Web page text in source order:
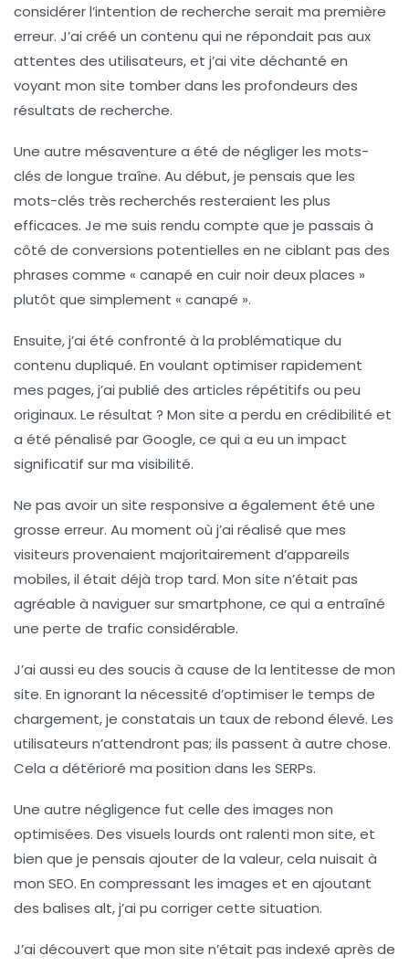
considérer l’intention de recherche serait ma première
erreur. J’ai créé un contenu qui ne répondait pas aux
attentes des utilisateurs, et j’ai vite déchanté en
voyant mon site tomber dans les profondeurs des
résultats de recherche.
Une autre mésaventure a été de négliger les mots-
clés de longue traîne. Au début, je pensais que les
mots-clés très recherchés resteraient les plus
efficaces. Je me suis rendu compte que je passais à
côté de conversions potentielles en ne ciblant pas des
phrases comme « canapé en cuir noir deux places »
plutôt que simplement « canapé ».
Ensuite, j’ai été confronté à la problématique du
contenu dupliqué. En voulant optimiser rapidement
mes pages, j’ai publié des articles répétitifs ou peu
originaux. Le résultat ? Mon site a perdu en crédibilité et
a été pénalisé par Google, ce qui a eu un impact
significatif sur ma visibilité.
Ne pas avoir un site responsive a également été une
grosse erreur. Au moment où j’ai réalisé que mes
visiteurs provenaient majoritairement d’appareils
mobiles, il était déjà trop tard. Mon site n’était pas
agréable à naviguer sur smartphone, ce qui a entraîné
une perte de trafic considérable.
J’ai aussi eu des soucis à cause de la lentitesse de mon
site. En ignorant la nécessité d’optimiser le temps de
chargement, je constatais un taux de rebond élevé. Les
utilisateurs n’attendront pas; ils passent à autre chose.
Cela a détérioré ma position dans les SERPs.
Une autre négligence fut celle des images non
optimisées. Des visuels lourds ont ralenti mon site, et
bien que je pensais ajouter de la valeur, cela nuisait à
mon SEO. En compressant les images et en ajoutant
des balises alt, j’ai pu corriger cette situation.
J’ai découvert que mon site n’était pas indexé après de